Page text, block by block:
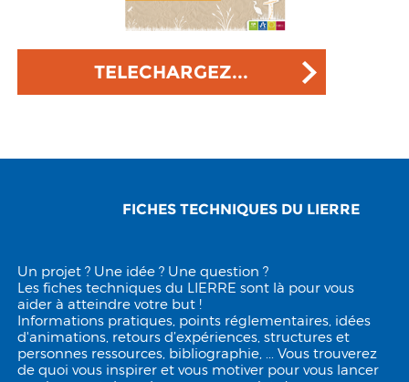
TELECHARGEZ...
FICHES TECHNIQUES DU LIERRE
Un projet ? Une idée ? Une question ?
Les fiches techniques du LIERRE sont là pour vous
aider à atteindre votre but !
Informations pratiques, points réglementaires, idées
d'animations, retours d’expériences, structures et
personnes ressources, bibliographie, ... Vous trouverez
de quoi vous inspirer et vous motiver pour vous lancer